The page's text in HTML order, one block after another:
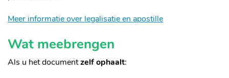
Meer informatie over legalisatie en apostille
Wat meebrengen
Als u het documentzelf ophaalt: